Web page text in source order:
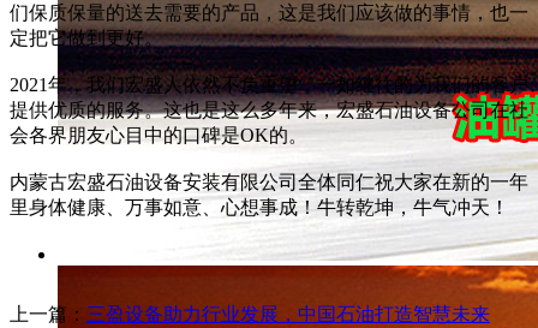
们保质保量的送去需要的产品，这是我们应该做的事情，也一
定把它做到更好。
2021年，我们宏盛人依然不负重望，一如继往的为我们的客户
提供优质的服务。这也是这么多年来，宏盛石油设备公司在社
会各界朋友心目中的口碑是OK的。
内蒙古宏盛石油设备安装有限公司全体同仁祝大家在新的一年
里身体健康、万事如意、心想事成！牛转乾坤，牛气冲天！
上一篇： 三盈设备助力行业发展，中国石油打造智慧未来